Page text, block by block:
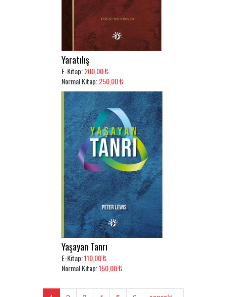
Yaratılış
E-Kitap:200,00 ₺
Normal Kitap:250,00 ₺
Yaşayan Tanrı
E-Kitap:110,00 ₺
Normal Kitap:150,00 ₺